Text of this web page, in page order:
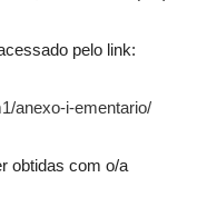
pelo link:
anexo-i-ementario/
obtidas com o/a